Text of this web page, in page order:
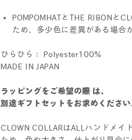
POMPOMHATとTHE RIBONと
ため、多少色に差異がある場合
ひらひら： Polyester100%
MADE IN JAPAN
ラッピングをご希望の際 は、
別途ギフトセットをお求めください
CLOWN COLLARはALLハンドメイ